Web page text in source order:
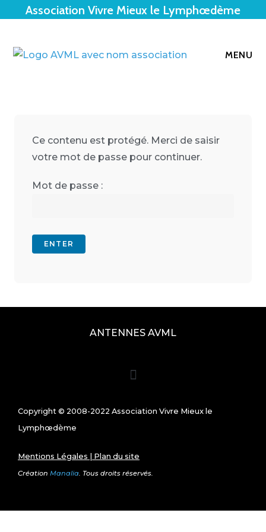
Association Vivre Mieux le Lymphœdème
MENU
Ce contenu est protégé. Merci de saisir
votre mot de passe pour continuer.
Mot de passe :
Copyright © 2008-2022 Association Vivre Mieux le
Lymphœdème
Mentions Légales Plan du site
Création Manalia. Tous droits réservés.
ANTENNES AVML